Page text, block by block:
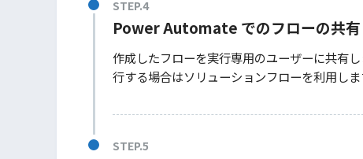
Power Automate でのフローの共有
作成したフローを実行専用のユーザーに共有
行する場合はソリューションフローを利用しま